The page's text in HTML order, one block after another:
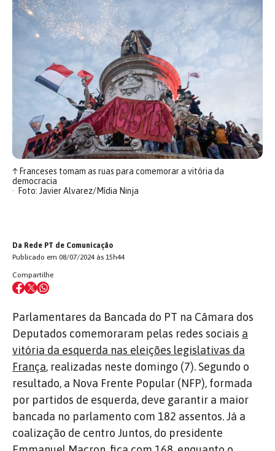
↑Franceses tomam as ruas para comemorar a vitória da
democracia
Foto: Javier Alvarez/Mídia Ninja
Da Rede PT de Comunicação
Publicado em 08/07/2024 às 15h44
Compartilhe
Parlamentares da Bancada do PT na Câmara dos
Deputados comemoraram pelas redes sociais a
vitória da esquerda nas eleições legislativas da
França, realizadas neste domingo (7). Segundo o
resultado, a Nova Frente Popular (NFP), formada
por partidos de esquerda, deve garantir a maior
bancada no parlamento com 182 assentos. Já a
coalização de centro Juntos, do presidente